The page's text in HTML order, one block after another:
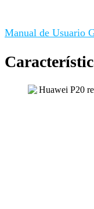
Manual de Usuario